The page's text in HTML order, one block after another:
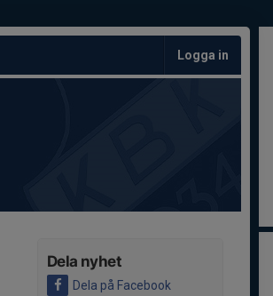
Logga in
Dela nyhet
Dela på Facebook